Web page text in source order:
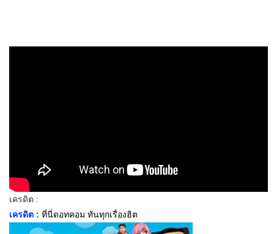
เครดิต :
เครดิต : ที่นี่ดอทคอม ทันทุกเรื่องฮิต